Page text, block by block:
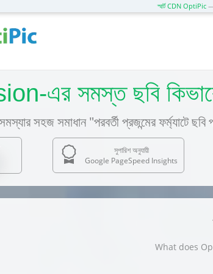
স্মার্ট CDN OptiPic—
এর সমস্ত ছবি
সহজ সমাধান "পরবর্তী প্রজন্মের ফর্ম্যাটে
সুপারিশ অনুযায়ী
Google PageSpeed Insights
What does